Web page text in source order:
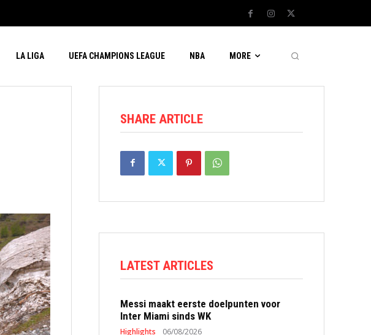
LA LIGA UEFA CHAMPIONS LEAGUE NBA MORE
SHARE ARTICLE
LATEST ARTICLES
Messi maakt eerste doelpunten voor
Inter Miami sinds WK
Highlights 06/08/2026